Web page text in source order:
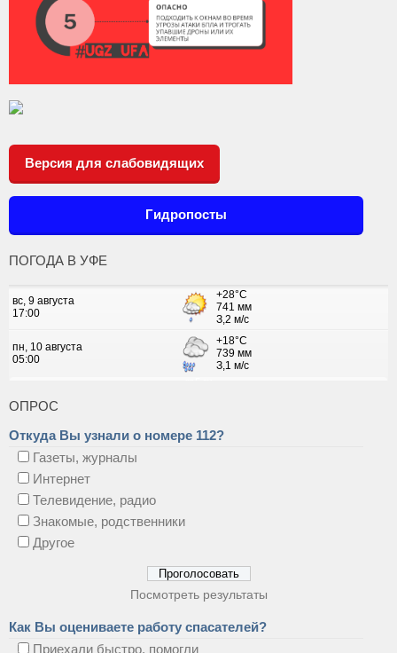
Версия для слабовидящих
Гидропосты
ПОГОДА В УФЕ
ОПРОС
Откуда Вы узнали о номере 112?
Газеты, журналы
Интернет
Телевидение, радио
Знакомые, родственники
Другое
Посмотреть результаты
Как Вы оцениваете работу спасателей?
Приехали быстро, помогли